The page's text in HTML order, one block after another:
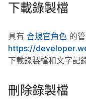
下載錄製檔
具有 合規官角色 的
https://
下載錄製檔和文字記
刪除錄製檔